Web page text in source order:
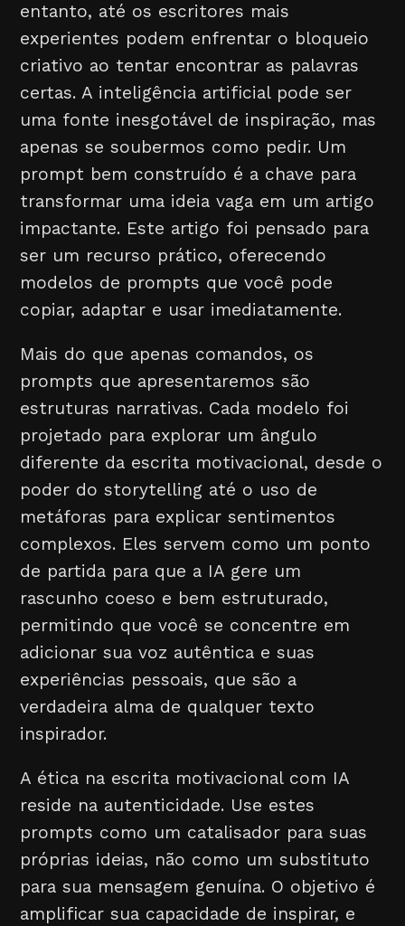
entanto, até os escritores mais
experientes podem enfrentar o bloqueio
criativo ao tentar encontrar as palavras
certas. A inteligência artificial pode ser
uma fonte inesgotável de inspiração, mas
apenas se soubermos como pedir. Um
prompt bem construído é a chave para
transformar uma ideia vaga em um artigo
impactante. Este artigo foi pensado para
ser um recurso prático, oferecendo
modelos de prompts que você pode
copiar, adaptar e usar imediatamente.
Mais do que apenas comandos, os
prompts que apresentaremos são
estruturas narrativas. Cada modelo foi
projetado para explorar um ângulo
diferente da escrita motivacional, desde o
poder do storytelling até o uso de
metáforas para explicar sentimentos
complexos. Eles servem como um ponto
de partida para que a IA gere um
rascunho coeso e bem estruturado,
permitindo que você se concentre em
adicionar sua voz autêntica e suas
experiências pessoais, que são a
verdadeira alma de qualquer texto
inspirador.
A ética na escrita motivacional com IA
reside na autenticidade. Use estes
prompts como um catalisador para suas
próprias ideias, não como um substituto
para sua mensagem genuína. O objetivo é
amplificar sua capacidade de inspirar, e